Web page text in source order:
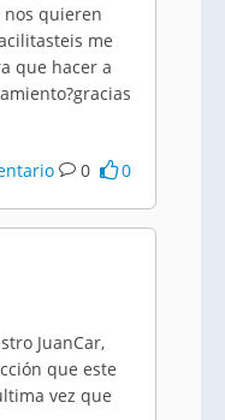
quieren
me
que hacer a
0 0
JuanCar,
que este
vez que